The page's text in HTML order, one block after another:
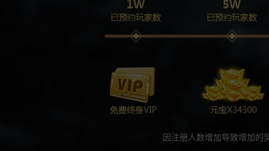
因注册人数增加导致增加的